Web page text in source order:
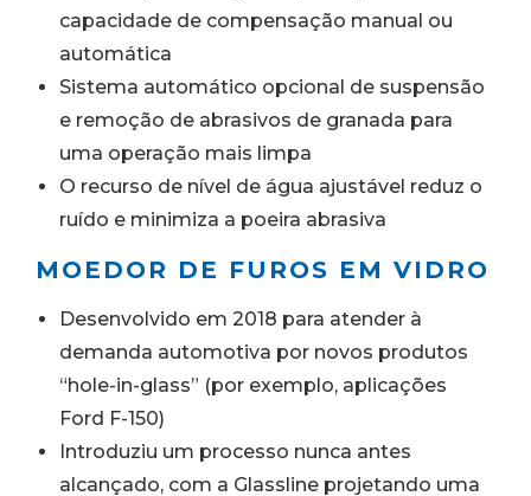
capacidade de compensação manual ou
automática
Sistema automático opcional de suspensão
e remoção de abrasivos de granada para
uma operação mais limpa
O recurso de nível de água ajustável reduz o
ruído e minimiza a poeira abrasiva
MOEDOR DE FUROS EM VIDRO
Desenvolvido em 2018 para atender à
demanda automotiva por novos produtos
“hole-in-glass” (por exemplo, aplicações
Ford F-150)
Introduziu um processo nunca antes
alcançado, com a Glassline projetando uma